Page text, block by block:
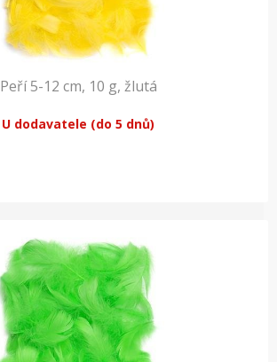
Peří 5-12 cm, 10 g, žlutá
U dodavatele (do 5 dnů)